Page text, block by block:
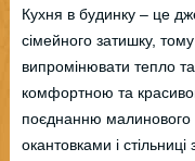
Кухня в будинку – це
сімейного затишку,
випромінювати тепло
комфортною та
поєднанню малинового
окантовками і